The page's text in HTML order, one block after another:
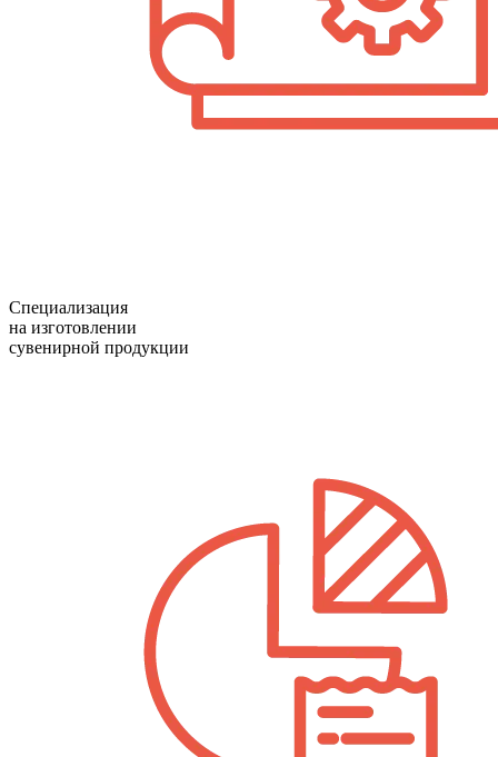
Специализация
на изготовлении
сувенирной продукции